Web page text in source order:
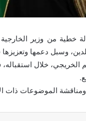
خطية من وزير
وسبل دعمها
الخريجي، خلال
ومناقشة الموضوعات ذات